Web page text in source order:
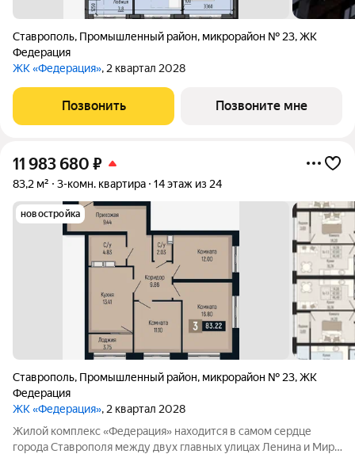
Ставрополь, Промышленный район, микрорайон № 23,ЖК
Федерация
ЖК «Федерация», 2 квартал 2028
Позвонить Позвоните мне
11 983 680 ₽
83,2 м² 3-комн. квартира 14 этаж из 24
новостройка
Ставрополь, Промышленный район, микрорайон № 23,ЖК
Федерация
ЖК «Федерация», 2 квартал 2028
Жилой комплекс «Федерация» находится в самом сердце
города Ставрополя между двух главных улицах Ленина и Мира,